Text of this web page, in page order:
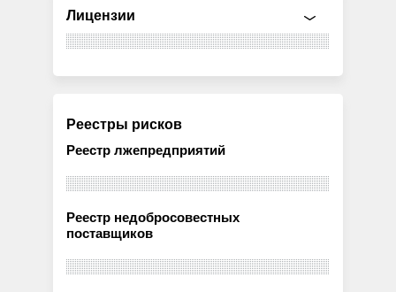
Лицензии
Реестры рисков
Реестр лжепредприятий
Реестр недобросовестных
поставщиков